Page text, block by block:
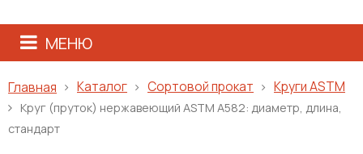
МЕНЮ
Главная Каталог Сортовой прокат Круги ASTM
Круг (пруток) нержавеющий ASTM A582: диаметр, длина,
стандарт